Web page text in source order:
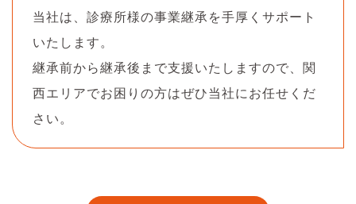
当社は、診療所様の事業継承を手厚くサポート
いたします。
継承前から継承後まで支援いたしますので、関
西エリアでお困りの方はぜひ当社にお任せくだ
さい。